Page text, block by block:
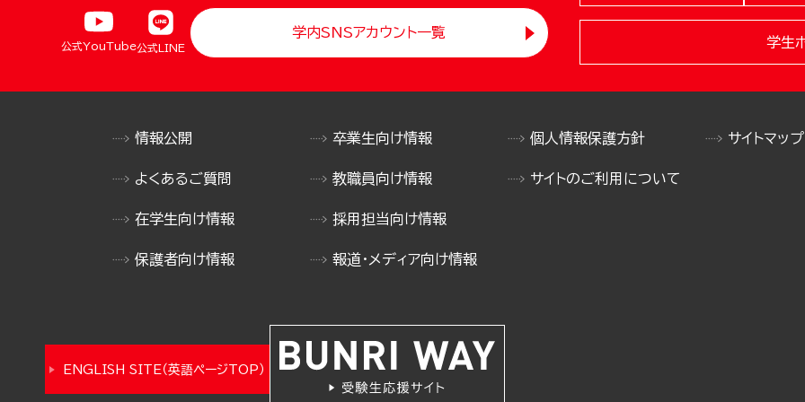
公式YouTube公式LINE
学内SNSアカウント一覧
学生
情報公開
よくあるご質問
在学生向け情報
保護者向け情報
卒業生向け情報
教職員向け情報
採用担当向け情報
報道・メディア向け情報
個人情報保護方針
サイトのご利用について
サイトマップ
ENGLISH SITE（英語ページTOP）